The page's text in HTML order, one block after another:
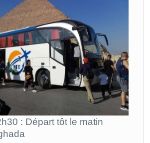
: Départ tôt le matin